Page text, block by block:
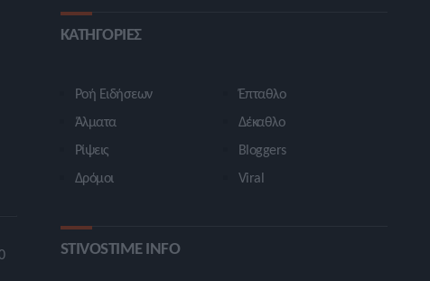
ΚΑΤΗΓΟΡΙΕΣ
Ροή Ειδήσεων
Άλματα
Ρίψεις
Δρόμοι
Έπταθλο
Δέκαθλο
Bloggers
Viral
STIVOSTIME INFO